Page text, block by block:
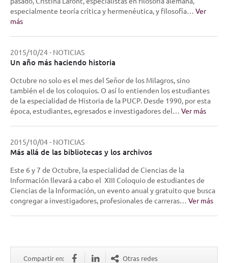
especialmente teoría crítica y hermenéutica, y filosofía… Ver
más
2015/10/24- NOTICIAS
Un año más haciendo historia
Octubre no solo es el mes del Señor de los Milagros, sino
también el de los coloquios. O así lo entienden los estudiantes
de la especialidad de Historia de la PUCP. Desde 1990, por esta
época, estudiantes, egresados e investigadores del… Ver más
2015/10/04- NOTICIAS
Más allá de las bibliotecas y los archivos
Este 6 y 7 de Octubre, la especialidad de Ciencias de la
Información llevará a cabo el XIII Coloquio de estudiantes de
Ciencias de la Información, un evento anual y gratuito que busca
congregar a investigadores, profesionales de carreras… Ver más
Compartir en: Otras redes